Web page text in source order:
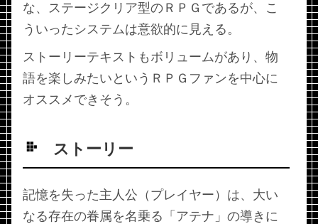
な、ステージクリア型のＲＰＧであるが、こ
ういったシステムは意欲的に見える。
ストーリーテキストもボリュームがあり、物
語を楽しみたいというＲＰＧファンを中心に
オススメできそう。
ストーリー
記憶を失った主人公（プレイヤー）は、大い
なる存在の眷属を名乗る「アテナ」の導きに